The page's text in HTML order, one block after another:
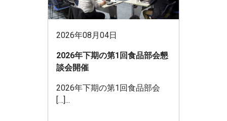
2026年08月04日
2026年下期の第1回食品部会懇
談会開催
2026年下期の第1回食品部会
[…]...